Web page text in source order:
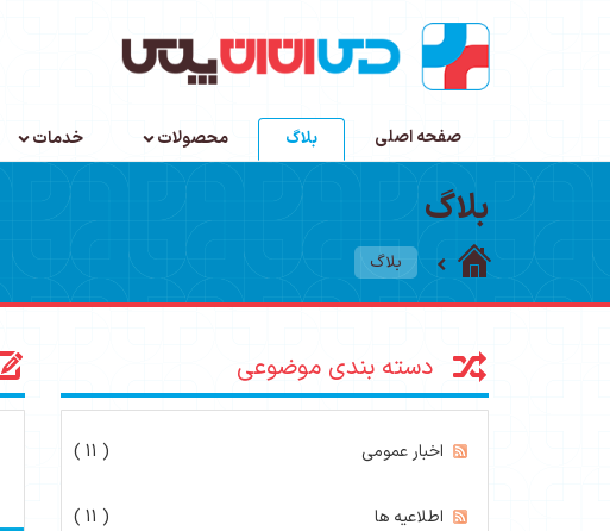
صفحه اصلی بلاگ محصولات خدمات
بلاگ
بلاگ
دسته بندی موضوعی
اخبار عمومی ( 11 )
اطلاعیه ها ( 11 )